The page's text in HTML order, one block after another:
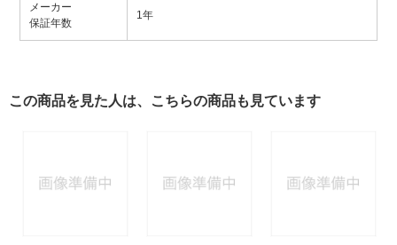
メーカー
保証年数
1年
この商品を見た人は、こちらの商品も見ています